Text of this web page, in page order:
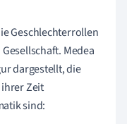
Geschlechterrollen
Medea
dargestellt, die
Zeit
sind: